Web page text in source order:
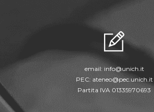
email: info@unich.it
PEC: ateneo@pec.unich.it
Partita IVA 01335970693